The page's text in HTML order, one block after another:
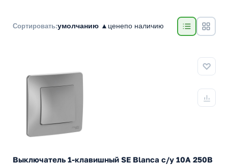
Сортировать:умолчанию ▲ ценепо наличию
Выключатель 1-клавишный SE Blanca с/у 10A 250В